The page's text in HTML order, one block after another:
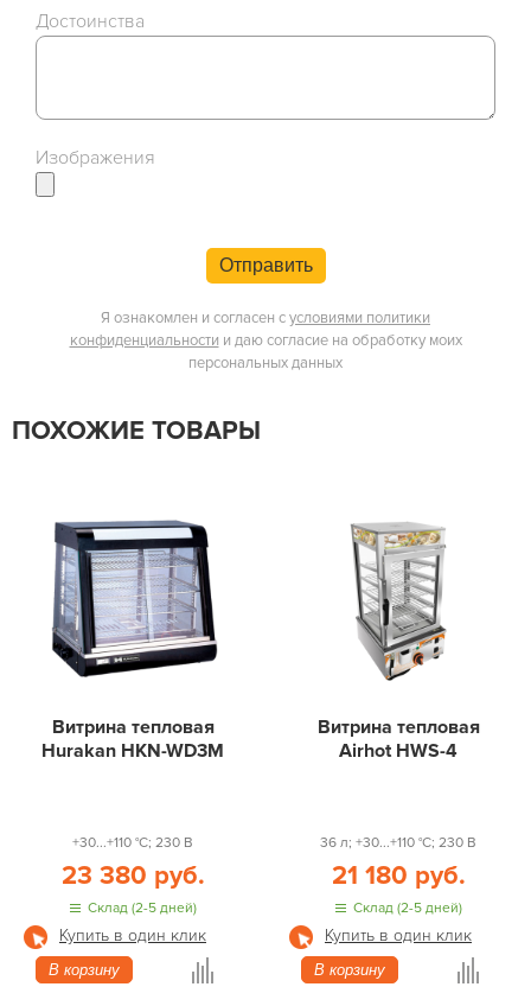
Достоинства
Изображения
Отправить
Я ознакомлен и согласен сусловиями политики
конфиденциальности и даю согласие на обработку моих
персональных данных
ПОХОЖИЕ ТОВАРЫ
Витрина тепловая
Hurakan HKN-WD3M
+30...+110 °С; 230 В
23 380 руб.
Склад (2-5 дней)
Купить в один клик
В корзину
Витрина тепловая
Airhot HWS-4
36 л; +30...+110 °С; 230 В
21 180 руб.
Склад (2-5 дней)
Купить в один клик
В корзину